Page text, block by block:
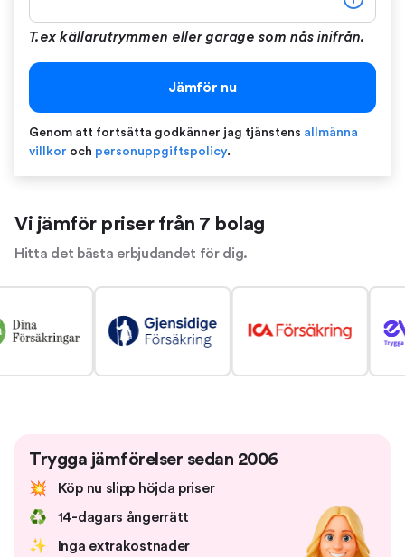
T.ex källarutrymmen eller garage som nås inifrån.
Jämför nu
Genom att fortsätta godkänner jag tjänstens allmänna
villkor och personuppgiftspolicy.
Vi jämför priser från 7 bolag
Hitta det bästa erbjudandet för dig.
Trygga jämförelser sedan 2006
💥
Köp nu slipp höjda priser
♻️
14-dagars ångerrätt
✨
Inga extrakostnader